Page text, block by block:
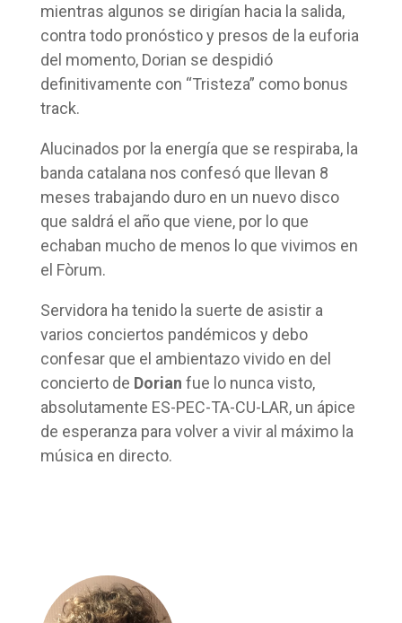
mientras algunos se dirigían hacia la salida,
contra todo pronóstico y presos de la euforia
del momento, Dorian se despidió
definitivamente con “Tristeza” como bonus
track.
Alucinados por la energía que se respiraba, la
banda catalana nos confesó que llevan 8
meses trabajando duro en un nuevo disco
que saldrá el año que viene, por lo que
echaban mucho de menos lo que vivimos en
el Fòrum.
Servidora ha tenido la suerte de asistir a
varios conciertos pandémicos y debo
confesar que el ambientazo vivido en del
concierto de Dorian fue lo nunca visto,
absolutamente ES-PEC-TA-CU-LAR, un ápice
de esperanza para volver a vivir al máximo la
música en directo.